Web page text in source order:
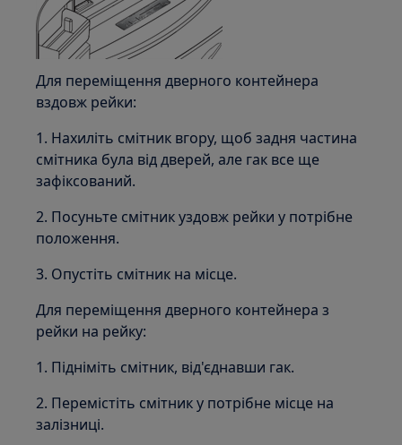
Для переміщення дверного контейнера
вздовж рейки:
1. Нахиліть смітник вгору, щоб задня частина
смітника була від дверей, але гак все ще
зафіксований.
2. Посуньте смітник уздовж рейки у потрібне
положення.
3. Опустіть смітник на місце.
Для переміщення дверного контейнера з
рейки на рейку:
1. Підніміть смітник, від'єднавши гак.
2. Перемістіть смітник у потрібне місце на
залізниці.